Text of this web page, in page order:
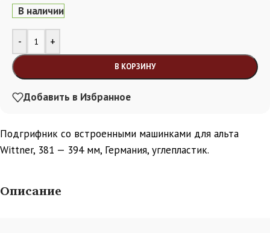
В наличии
- +
В КОРЗИНУ
Alternative:
Добавить в Избранное
Подгрифник cо встроенными машинками для альта
Wittner, 381 — 394 мм, Германия, углепластик.
Описание